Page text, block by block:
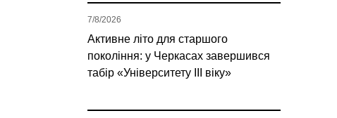
Активне літо для старшого
покоління: у Черкасах завершився
табір «Університету ІІІ віку»
7/8/2026